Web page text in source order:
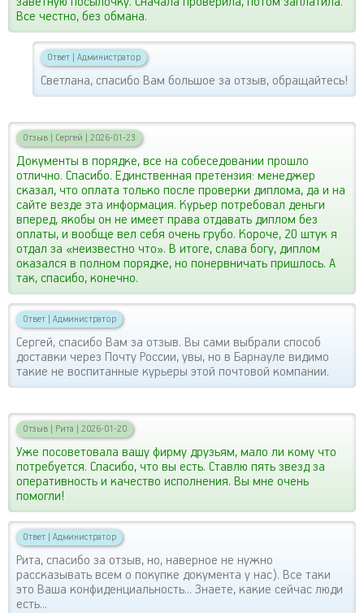
Все честно, без обмана.
Ответ | Администратор
Светлана, спасибо Вам большое за отзыв, обращайтесь!
Отзыв | Сергей | 2026-01-23
Документы в порядке, все на собеседовании прошло
отлично. Спасибо. Единственная претензия: менеджер
сказал, что оплата только после проверки диплома, да и на
сайте везде эта информация. Курьер потребовал деньги
вперед, якобы он не имеет права отдавать диплом без
оплаты, и вообще вел себя очень грубо. Короче, 20 штук я
отдал за «неизвестно что». В итоге, слава богу, диплом
оказался в полном порядке, но понервничать пришлось. А
так, спасибо, конечно.
Ответ | Администратор
Сергей, спасибо Вам за отзыв. Вы сами выбрали способ
доставки через Почту России, увы, но в Барнауле видимо
такие не воспитанные курьеры этой почтовой компании.
Отзыв | Рита | 2026-01-20
Уже посоветовала вашу фирму друзьям, мало ли кому что
потребуется. Спасибо, что вы есть. Ставлю пять звезд за
оперативность и качество исполнения. Вы мне очень
помогли!
Ответ | Администратор
Рита, спасибо за отзыв, но, наверное не нужно
рассказывать всем о покупке документа у нас). Все таки
это Ваша конфиденциальность... Знаете, какие сейчас люди
есть...